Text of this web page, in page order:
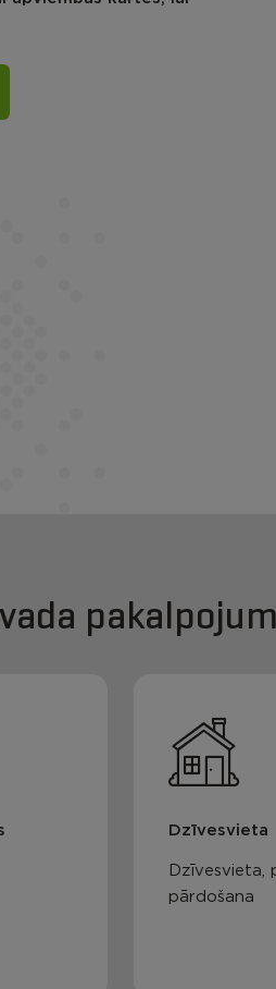
Dzīvesvieta
Dzīvesvieta,
pārdošana